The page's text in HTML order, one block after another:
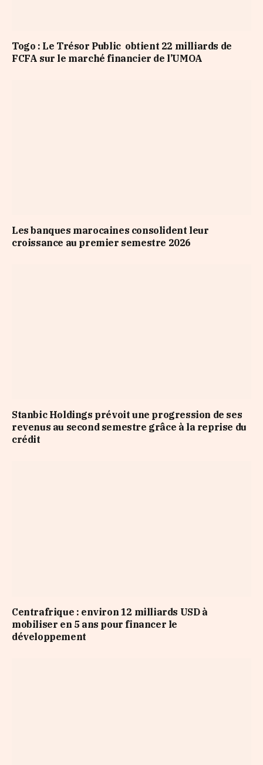
Togo : Le Trésor Public obtient 22 milliards de
FCFA sur le marché financier de l’UMOA
Les banques marocaines consolident leur
croissance au premier semestre 2026
Stanbic Holdings prévoit une progression de ses
revenus au second semestre grâce à la reprise du
crédit
Centrafrique : environ 12 milliards USD à
mobiliser en 5 ans pour financer le
développement